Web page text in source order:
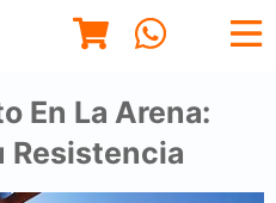
En La Arena:
Resistencia